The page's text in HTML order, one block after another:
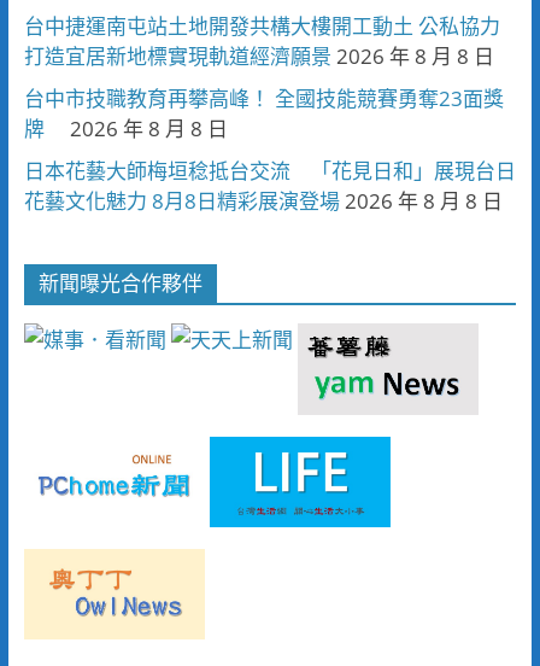
台中捷運南屯站土地開發共構大樓開工動土 公私協力
打造宜居新地標實現軌道經濟願景 2026 年 8 月 8 日
台中市技職教育再攀高峰！ 全國技能競賽勇奪23面獎
牌
2026 年 8 月 8 日
日本花藝大師梅垣稔抵台交流 「花見日和」展現台日
花藝文化魅力 8月8日精彩展演登場2026 年 8 月 8 日
新聞曝光合作夥伴